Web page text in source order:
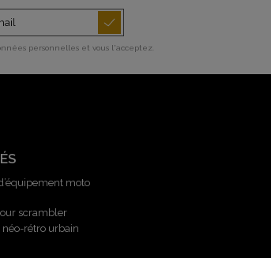
personnelles et vous l'acceptez.
moto
scrambler
néo-rétro urbain